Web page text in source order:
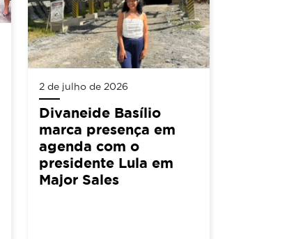
2 de julho de 2026
Divaneide Basílio
marca presença em
agenda com o
presidente Lula em
Major Sales